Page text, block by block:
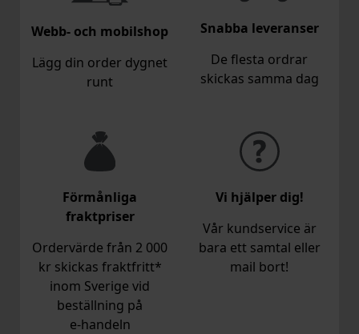
Webb- och mobilshop
Lägg din order dygnet
runt
Snabba leveranser
De flesta ordrar
skickas samma dag
Förmånliga
fraktpriser
Ordervärde från 2 000
kr skickas fraktfritt*
inom Sverige vid
beställning på
e‑handeln
Vi hjälper dig!
Vår kundservice är
bara ett samtal eller
mail bort!